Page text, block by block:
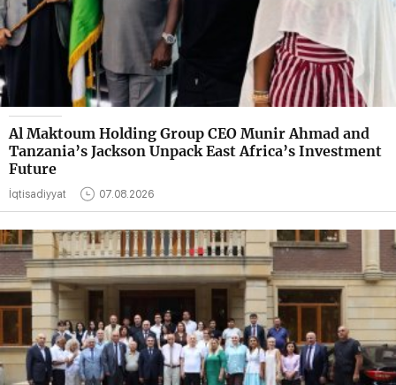
Al Maktoum Holding Group CEO Munir Ahmad and
Tanzania’s Jackson Unpack East Africa’s Investment
Future
İqtisadiyyat 07.08.2026